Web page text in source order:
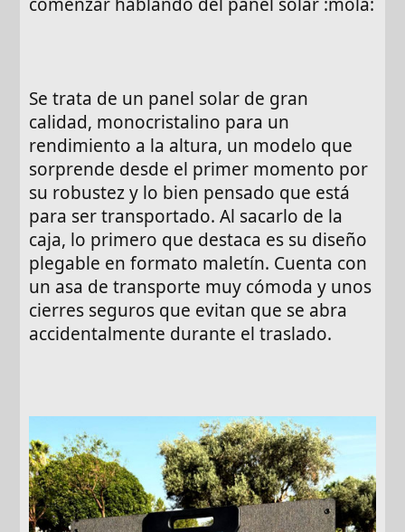
Se trata de un panel solar de gran
calidad, monocristalino para un
rendimiento a la altura, un modelo que
sorprende desde el primer momento por
su robustez y lo bien pensado que está
para ser transportado. Al sacarlo de la
caja, lo primero que destaca es su diseño
plegable en formato maletín. Cuenta con
un asa de transporte muy cómoda y unos
cierres seguros que evitan que se abra
accidentalmente durante el traslado.